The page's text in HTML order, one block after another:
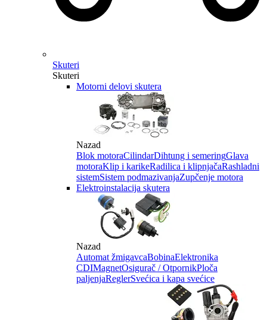
Skuteri
Skuteri
Motorni delovi skutera
Nazad
Blok motoraCilindarDihtung i semeringGlava
motoraKlip i karikeRadilica i klipnjačaRashladni
sistemSistem podmazivanjaZupčenje motora
Elektroinstalacija skutera
Nazad
Automat žmigavcaBobinaElektronika
CDIMagnetOsigurač / OtpornikPloča
paljenjaReglerSvećica i kapa svećice